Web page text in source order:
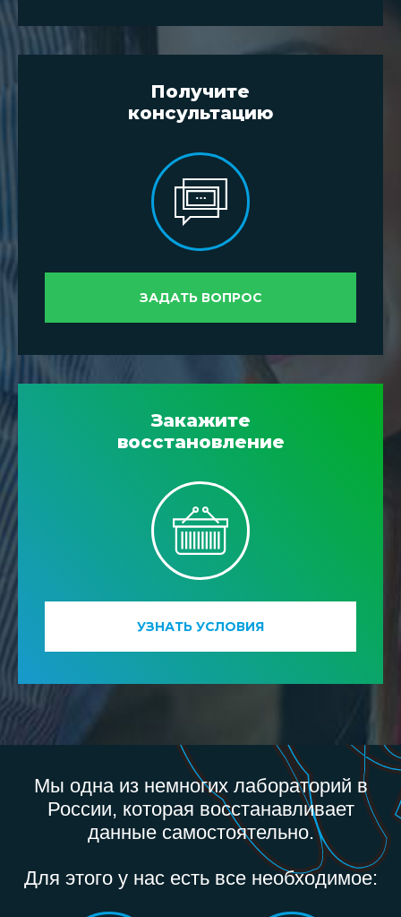
Получите
консультацию
ЗАДАТЬ ВОПРОС
Закажите
восстановление
УЗНАТЬ УСЛОВИЯ
Мы одна из немногих лабораторий в
России, которая восстанавливает
данные самостоятельно.
Для этого у нас есть все необходимое: